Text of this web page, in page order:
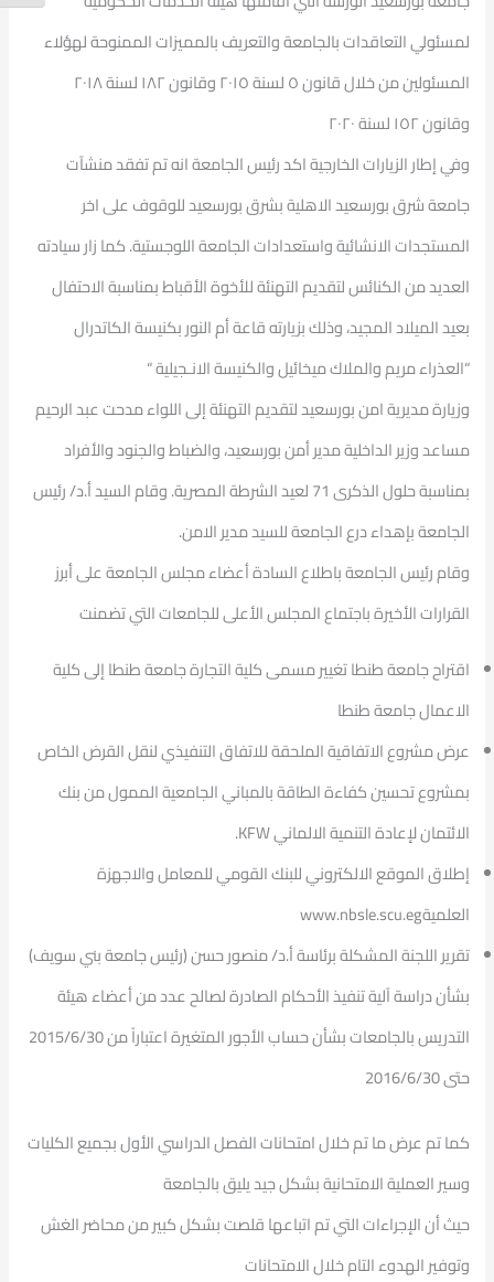
لمسئولي التعاقدات بالجامعة والتعريف بالمميزات الممنوحة لهؤلاء
المسئولين من خلال قانون ٥ لسنة ٢٠١٥ وقانون ١٨٢ لسنة ٢٠١٨
وقانون ١٥٢ لسنة ٢٠٢٠
وفي إطار الزيارات الخارجية اكد رئيس الجامعة انه تم تفقد منشآت
جامعة شرق بورسعيد الاهلية بشرق بورسعيد للوقوف على اخر
المستجدات الانشائية واستعدادات الجامعة اللوجستية. كما زار سيادته
العديد من الكنائس لتقديم التهنئة للأخوة الأقباط بمناسبة الاحتفال
بعيد الميلاد المجيد، وذلك بزيارته قاعة أم النور بكنيسة الكاتدرال
“العذراء مريم والملاك ميخائيل والكنيسة الانـجيلية “
وزيارة مديرية امن بورسعيد لتقديم التهنئة إلى اللواء مدحت عبد الرحيم
مساعد وزير الداخلية مدير أمن بورسعيد، والضباط والجنود والأفراد
بمناسبة حلول الذكرى 71 لعيد الشرطة المصرية. وقام السيد أ.د/ رئيس
الجامعة بإهداء درع الجامعة للسيد مدير الامن.
وقام رئيس الجامعة باطلاع السادة أعضاء مجلس الجامعة على أبرز
القرارات الأخيرة باجتماع المجلس الأعلى للجامعات التي تضمنت
اقتراح جامعة طنطا تغيير مسمى كلية التجارة جامعة طنطا إلى كلية
الاعمال جامعة طنطا
عرض مشروع الاتفاقية الملحقة للاتفاق التنفيذي لنقل القرض الخاص
بمشروع تحسين كفاءة الطاقة بالمباني الجامعية الممول من بنك
الائتمان لإعادة التنمية الالماني KFW.
إطلاق الموقع الالكتروني للبنك القومي للمعامل والاجهزة
العلميةwww.nbsle.scu.eg
تقرير اللجنة المشكلة برئاسة أ.د/ منصور حسن (رئيس جامعة بني سويف)
بشأن دراسة آلية تنفيذ الأحكام الصادرة لصالح عدد من أعضاء هيئة
التدريس بالجامعات بشأن حساب الأجور المتغيرة اعتباراً من 2015/6/30
حتى 2016/6/30
كما تم عرض ما تم خلال امتحانات الفصل الدراسي الأول بجميع الكليات
وسير العملية الامتحانية بشكل جيد يليق بالجامعة
حيث أن الإجراءات التي تم اتباعها قلصت بشكل كبير من محاضر الغش
وتوفير الهدوء التام خلال الامتحانات